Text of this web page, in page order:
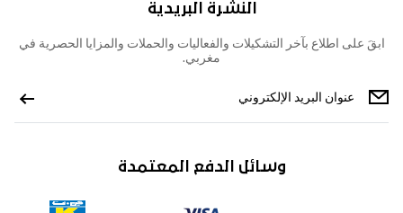
النشرة البريدية
ابقَ على اطلاع بآخر التشكيلات والفعاليات والحملات والمزايا الحصرية في
مغربي.
وسائل الدفع المعتمدة